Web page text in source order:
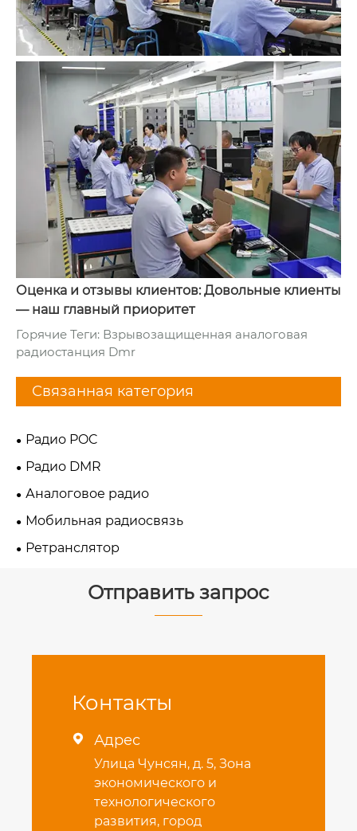
Оценка и отзывы клиентов: Довольные клиенты
— наш главный приоритет
Горячие Теги: Взрывозащищенная аналоговая
радиостанция Dmr
Связанная категория
Радио POC
Радио DMR
Аналоговое радио
Мобильная радиосвязь
Ретранслятор
Отправить запрос
Контакты
 Адрес
Улица Чунсян, д. 5, Зона
экономического и
технологического
развития, город